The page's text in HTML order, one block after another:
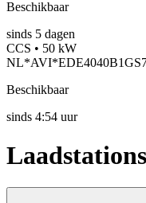
Beschikbaar
sinds 5 dagen
CCS • 50 kW
Beschikbaar
sinds 4:54 uur